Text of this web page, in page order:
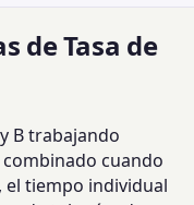
de Tasa de
B trabajando
cuando
tiempo individual